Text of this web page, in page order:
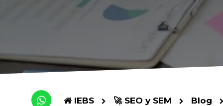
IEBS 🚀 SEO y SEM Blog